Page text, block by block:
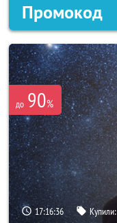
Промокод
до 90%
17:16:34 Купили: